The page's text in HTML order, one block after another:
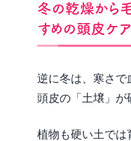
冬の乾燥から
すめの頭皮ケア
逆に冬は、寒さで
頭皮の「土壌」が
植物も硬い土で